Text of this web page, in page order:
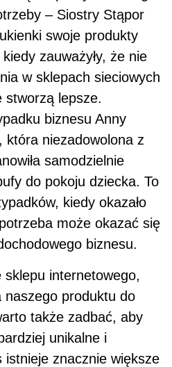
– Siostry Stąpor
swoje produkty
zauważyły, że nie
w sklepach sieciowych
stworzą lepsze.
biznesu Anny
która niezadowolona z
samodzielnie
do pokoju dziecka. To
kiedy okazało
może okazać się
biznesu.
internetowego,
naszego produktu do
także zadbać, aby
unikalne i
znacznie większe